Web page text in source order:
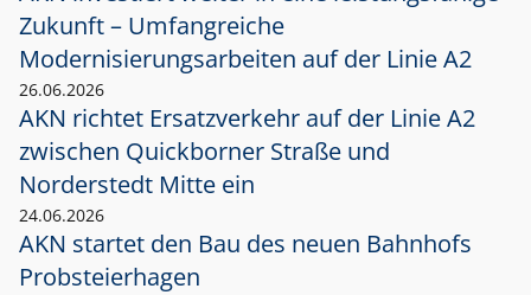
Zukunft – Umfangreiche
Modernisierungsarbeiten auf der Linie A2
26.06.2026
AKN richtet Ersatzverkehr auf der Linie A2
zwischen Quickborner Straße und
Norderstedt Mitte ein
24.06.2026
AKN startet den Bau des neuen Bahnhofs
Probsteierhagen